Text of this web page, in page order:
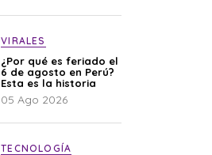
VIRALES
¿Por qué es feriado el
6 de agosto en Perú?
Esta es la historia
05 Ago 2026
TECNOLOGÍA